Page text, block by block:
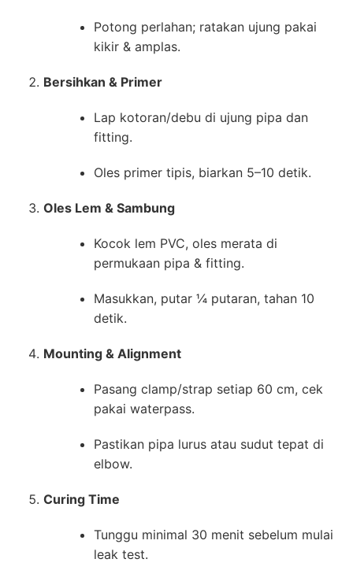
Potong perlahan; ratakan ujung pakai
kikir & amplas.
Bersihkan & Primer
Lap kotoran/debu di ujung pipa dan
fitting.
Oles primer tipis, biarkan 5–10 detik.
Oles Lem & Sambung
Kocok lem PVC, oles merata di
permukaan pipa & fitting.
Masukkan, putar ¼ putaran, tahan 10
detik.
Mounting & Alignment
Pasang clamp/strap setiap 60 cm, cek
pakai waterpass.
Pastikan pipa lurus atau sudut tepat di
elbow.
Curing Time
Tunggu minimal 30 menit sebelum mulai
leak test.